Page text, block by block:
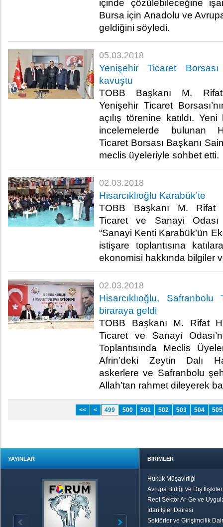
içinde çözülebileceğine
Bursa için Anadolu ve
geldiğini söyledi.​
05.03.2018
Yenişehir Ticaret
kavuştu
TOBB Başkanı M. Rifat
Yenişehir Ticaret
açılış törenine katıldı.
incelemelerde bulunan
Ticaret Borsası Başkanı
meclis üyeleriyle sohbet etti.​
02.03.2018
Hisarcıklıoğlu Karabük’te
TOBB Başkanı M. Rifat
Ticaret ve Sanayi Odası
“Sanayi Kenti Karabük’ün
istişare toplantısına
ekonomisi hakkında bilgiler
02.03.2018
Hisarcıklıoğlu,
biraraya geldi
TOBB Başkanı M. Rifat
Ticaret ve Sanayi
Toplantısında Meclis
Afrin’deki Zeytin Dalı
askerlere ve Safranbolu
Allah’tan rahmet dileyerek
<< < 499 500 501 502 503 504 505
YAYINLAR BİRİMLER
Hukuk Müşavirliği
Avrupa Birliği ve Dış
Reel Sektör Ar-Ge ve
İdari İşler Dairesi
Sektörler ve Girişimcilik